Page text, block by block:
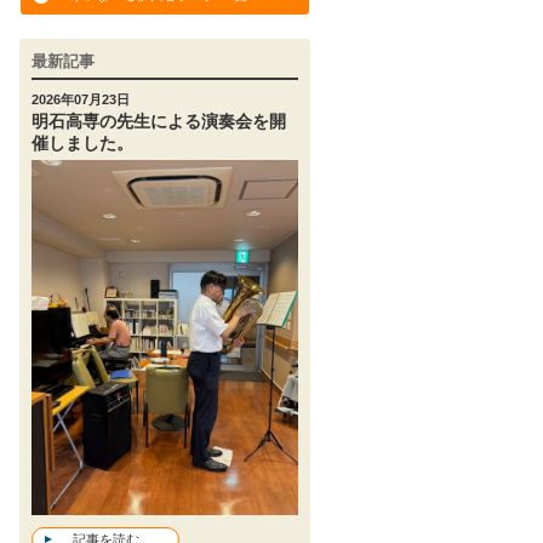
最新記事
2026年07月23日
明石高専の先生による演奏会を開
催しました。
記事を読む